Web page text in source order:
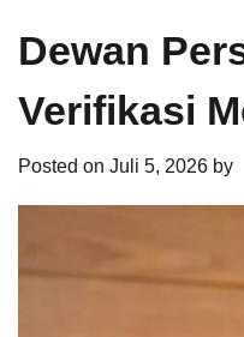
Dewan
Verifikasi
Posted on Juli 5, 2026 by